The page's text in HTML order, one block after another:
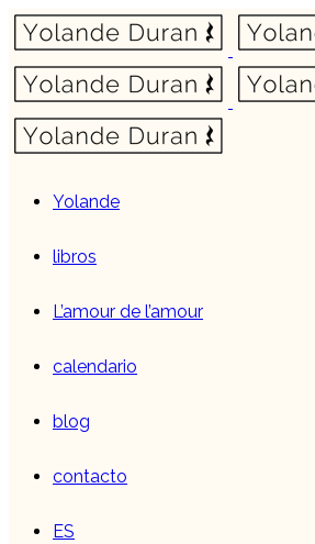
Yolande
libros
L’amour de l’amour
calendario
blog
contacto
ES